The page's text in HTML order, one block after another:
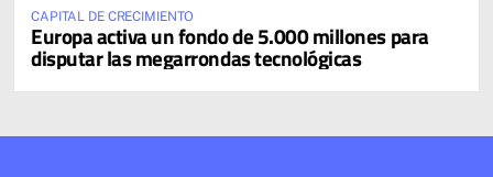
CAPITAL DE CRECIMIENTO
Europa activa un fondo de 5.000 millones para
disputar las megarrondas tecnológicas